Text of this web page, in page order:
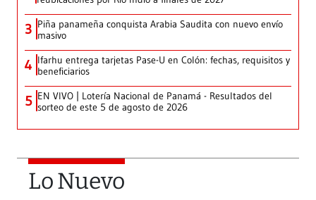
3 Piña panameña conquista Arabia Saudita con nuevo envío
masivo
4 Ifarhu entrega tarjetas Pase-U en Colón: fechas, requisitos y
beneficiarios
5 EN VIVO | Lotería Nacional de Panamá - Resultados del
sorteo de este 5 de agosto de 2026
Lo Nuevo